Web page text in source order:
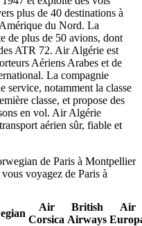
plus de 40 destinations à
du Nord. La
de plus de 50 avions, dont
ATR 72. Air Algérie est
Aériens Arabes et de
La compagnie
service, notamment la classe
classe, et propose des
en vol. Air Algérie
aérien sûr, fiable et
de Paris à Montpellier
voyagez de Paris à
Air
Corsica
British
Airways
Air